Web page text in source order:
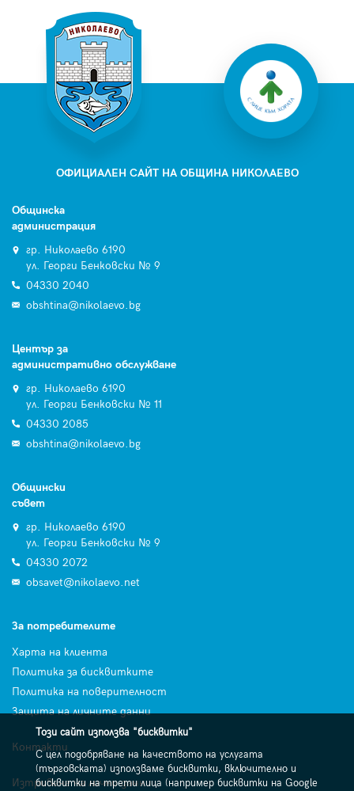
ОФИЦИАЛЕН САЙТ НА ОБЩИНА НИКОЛАЕВО
Общинска
администрация
гр. Николаево 6190
ул. Георги Бенковски № 9
04330 2040
obshtina@nikolaevo.bg
Център за
административно обслужване
гр. Николаево 6190
ул. Георги Бенковски № 11
04330 2085
obshtina@nikolaevo.bg
Общински
съвет
гр. Николаево 6190
ул. Георги Бенковски № 9
04330 2072
obsavet@nikolaevo.net
За потребителите
Харта на клиента
Политика за бисквитките
Политика на поверителност
Защита на личните данни
Контакти
Изтриване на лични данни
Този сайт използва "бисквитки"
С цел подобряване на качеството на услугата
(търговската) използваме бисквитки, включително и
бисквитки на трети лица (например бисквитки на Google